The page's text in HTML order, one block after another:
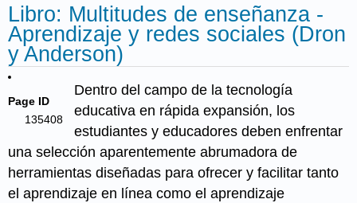
Libro: Multitudes de enseñanza -
Aprendizaje y redes sociales (Dron
y Anderson)
Page ID
135408
Dentro del campo de la tecnología
educativa en rápida expansión, los
estudiantes y educadores deben enfrentar
una selección aparentemente abrumadora de
herramientas diseñadas para ofrecer y facilitar tanto
el aprendizaje en línea como el aprendizaje